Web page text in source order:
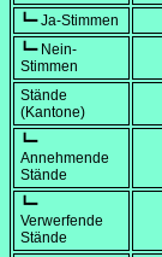
┗━ Ja-Stimmen
┗━ Nein-
Stimmen
Stände
(Kantone)
┗━
Annehmende
Stände
┗━
Verwerfende
Stände